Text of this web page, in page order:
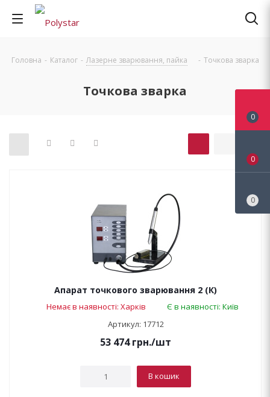
Головна - Каталог - Лазерне зварювання, пайка - Точкова зварка
Точкова зварка
Апарат точкового зварювання 2 (К)
Немає в наявності: Харків
Є в наявності: Київ
Артикул: 17712
53 474грн./шт
В кошик
0
0
0